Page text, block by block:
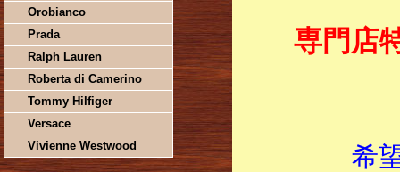
Orobianco
Prada
Ralph Lauren
Roberta di Camerino
Tommy Hilfiger
Versace
Vivienne Westwood
専門店
希